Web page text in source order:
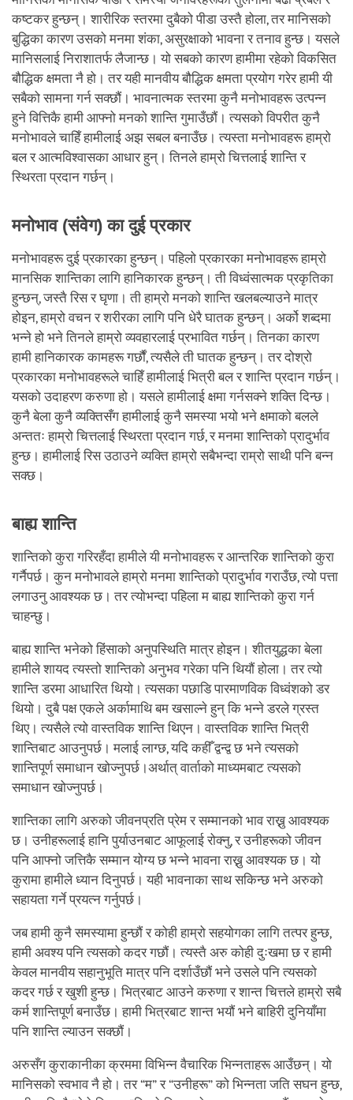
कष्टकर हुन्छन्। शारीरिक स्तरमा दुबैको पीडा उस्तै होला, तर मानिसको
बुद्धिका कारण उसको मनमा शंका, असुरक्षाको भावना र तनाव हुन्छ। यसले
मानिसलाई निराशातर्फ लैजान्छ। यो सबको कारण हामीमा रहेको विकसित
बौद्धिक क्षमता नै हो। तर यही मानवीय बौद्धिक क्षमता प्रयोग गरेर हामी यी
सबैको सामना गर्न सक्छौं। भावनात्मक स्तरमा कुनै मनोभावहरू उत्पन्न
हुने वित्तिकै हामी आफ्नो मनको शान्ति गुमाउँछौं। त्यसको विपरीत कुनै
मनोभावले चाहिँ हामीलाई अझ सबल बनाउँछ। त्यस्ता मनोभावहरू हाम्रो
बल र आत्मविश्वासका आधार हुन्। तिनले हाम्रो चित्तलाई शान्ति र
स्थिरता प्रदान गर्छन्।
मनोभाव (संवेग) का दुई प्रकार
मनोभावहरू दुई प्रकारका हुन्छन्। पहिलो प्रकारका मनोभावहरू हाम्रो
मानसिक शान्तिका लागि हानिकारक हुन्छन्। ती विध्वंसात्मक प्रकृतिका
हुन्छन्, जस्तै रिस र घृणा। ती हाम्रो मनको शान्ति खलबल्याउने मात्र
होइन, हाम्रो वचन र शरीरका लागि पनि धेरै घातक हुन्छन्। अर्को शब्दमा
भन्ने हो भने तिनले हाम्रो व्यवहारलाई प्रभावित गर्छन्। तिनका कारण
हामी हानिकारक कामहरू गर्छौं, त्यसैले ती घातक हुन्छन्। तर दोश्रो
प्रकारका मनोभावहरूले चाहिँ हामीलाई भित्री बल र शान्ति प्रदान गर्छन्।
यसको उदाहरण करुणा हो। यसले हामीलाई क्षमा गर्नसक्ने शक्ति दिन्छ।
कुनै बेला कुनै व्यक्तिसँग हामीलाई कुनै समस्या भयो भने क्षमाको बलले
अन्ततः हाम्रो चित्तलाई स्थिरता प्रदान गर्छ, र मनमा शान्तिको प्रादुर्भाव
हुन्छ। हामीलाई रिस उठाउने व्यक्ति हाम्रो सबैभन्दा राम्रो साथी पनि बन्न
सक्छ।
बाह्य शान्ति
शान्तिको कुरा गरिरहँदा हामीले यी मनोभावहरू र आन्तरिक शान्तिको कुरा
गर्नैपर्छ। कुन मनोभावले हाम्रो मनमा शान्तिको प्रादुर्भाव गराउँछ, त्यो पत्ता
लगाउनु आवश्यक छ। तर त्योभन्दा पहिला म बाह्य शान्तिको कुरा गर्न
चाहन्छु।
बाह्य शान्ति भनेको हिंसाको अनुपस्थिति मात्र होइन। शीतयुद्धका बेला
हामीले शायद त्यस्तो शान्तिको अनुभव गरेका पनि थियौं होला। तर त्यो
शान्ति डरमा आधारित थियो। त्यसका पछाडि पारमाणविक विध्वंशको डर
थियो। दुबै पक्ष एकले अर्कामाथि बम खसाल्ने हुन् कि भन्ने डरले ग्रस्त
थिए। त्यसैले त्यो वास्तविक शान्ति थिएन। वास्तविक शान्ति भित्री
शान्तिबाट आउनुपर्छ। मलाई लाग्छ, यदि कहीँ द्वन्द्व छ भने त्यसको
शान्तिपूर्ण समाधान खोज्नुपर्छ।अर्थात् वार्ताको माध्यमबाट त्यसको
समाधान खोज्नुपर्छ।
शान्तिका लागि अरुको जीवनप्रति प्रेम र सम्मानको भाव राख्नु आवश्यक
छ। उनीहरूलाई हानि पुर्याउनबाट आफूलाई रोक्नु, र उनीहरूको जीवन
पनि आफ्नो जत्तिकै सम्मान योग्य छ भन्ने भावना राख्नु आवश्यक छ। यो
कुरामा हामीले ध्यान दिनुपर्छ। यही भावनाका साथ सकिन्छ भने अरुको
सहायता गर्ने प्रयत्न गर्नुपर्छ।
जब हामी कुनै समस्यामा हुन्छौं र कोही हाम्रो सहयोगका लागि तत्पर हुन्छ,
हामी अवश्य पनि त्यसको कदर गछौं। त्यस्तै अरु कोही दुःखमा छ र हामी
केवल मानवीय सहानुभूति मात्र पनि दर्शाउँछौं भने उसले पनि त्यसको
कदर गर्छ र खुशी हुन्छ। भित्रबाट आउने करुणा र शान्त चित्तले हाम्रो सबै
कर्म शान्तिपूर्ण बनाउँछ। हामी भित्रबाट शान्त भयौं भने बाहिरी दुनियाँमा
पनि शान्ति ल्याउन सक्छौं।
अरुसँग कुराकानीका क्रममा विभिन्न वैचारिक भिन्नताहरू आउँछन्। यो
मानिसको स्वभाव नै हो। तर “म” र “उनीहरू” को भिन्नता जति सघन हुन्छ,